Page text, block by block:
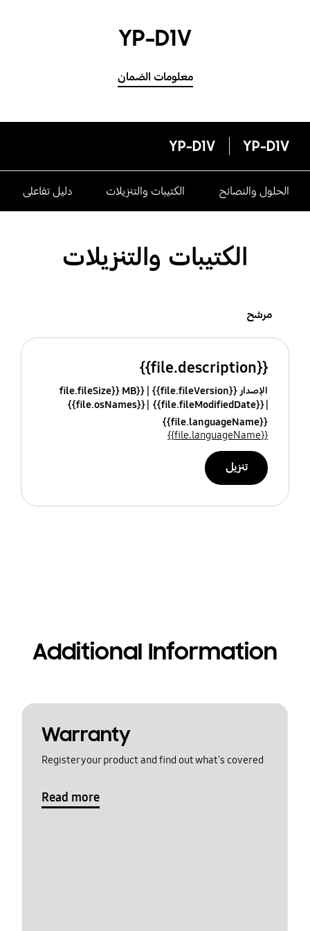
YP-D1V
معلومات الضمان
YP-D1V
YP-D1V
الحلول والنصائح الكتيبات والتنزيلات دليل تفاعلى
الكتيبات والتنزيلات
مرشح
{{file.description}}
الإصدار {{file.fileVersion}}
{{file.fileSize}} MB
{{file.fileModifiedDate}}
{{file.osNames}}
{{file.languageName}}
{{file.languageName}}
تنزيل
Additional Information
Warranty
Register your product and find out what's covered
Read more